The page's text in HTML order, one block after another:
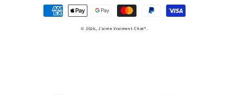
Moyens
de
© 2026,J'aime Vraiment Chat®.